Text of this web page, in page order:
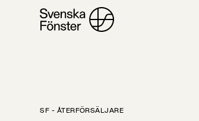
SF - ÅTERFÖRSÄLJARE